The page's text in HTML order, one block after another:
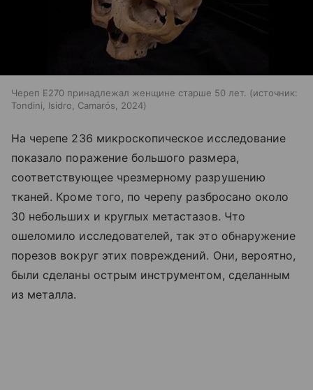
Череп E270 принадлежал женщине старше 50 лет.
источник:
Tondini, Isidro, Camarós, 2024
На черепе 236 микроскопическое исследование
показало поражение большого размера,
соответствующее чрезмерному разрушению
тканей. Кроме того, по черепу разбросано около
30 небольших и круглых метастазов. Что
ошеломило исследователей, так это обнаружение
порезов вокруг этих повреждений. Они, вероятно,
были сделаны острым инструментом, сделанным
из металла.